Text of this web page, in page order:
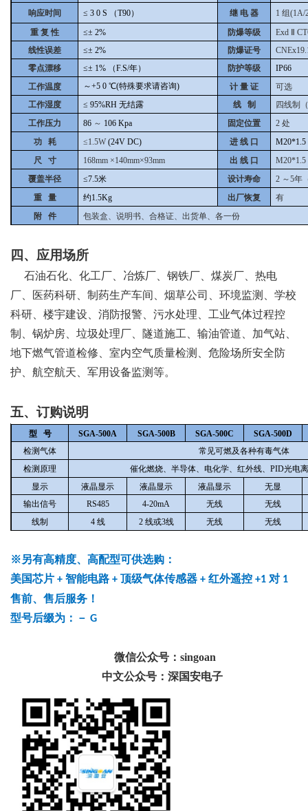
响应时间
≤ 3 0 S （T90） 继 电 器 1 组(1A/
重 复 性
≤± 2% 防爆等级 Exd
线性误差
≤± 2% 防爆证号
零点漂移
≤± 1% （F.S/年） 防护等级
IP66
工作温度
～+5 0 ℃(特殊要求请咨询) 计 量 证
可选
工作湿度
≤ 95%RH 无结露 线 制
四线制
工作压力
86 ～ 106 Kpa 固定位置 2 处
功 耗
≤1.5W (24V DC) 进 线 口
M20*1.5
尺 寸
168mm ×140mm×93mm 出 线 口
M20*1.5
覆盖半径
≤7.5米 设计寿命 2 ～5年
重 量
约1.5Kg 出厂恢复
有
附 件
包装盒、说明书、合格证、出货单、各一份
四、应用场所
石油石化、化工厂、冶炼厂、钢铁厂、煤炭厂、热电
厂、医药科研、制药生产车间、烟草公司、环境监测、学校
科研、楼宇建设、消防报警、污水处理、工业气体过程控
制、锅炉房、垃圾处理厂、隧道施工、输油管道、加气站、
地下燃气管道检修、室内空气质量检测、危险场所安全防
护、航空航天、军用设备监测等。
五、订购说明
型 号 SGA-500A SGA-500B SGA-500C
SGA-500D
检测气体
常见可燃及各种有毒气体
检测原理
催化燃烧、半导体、电化学、红外线、PID光电
显示
液晶显示 液晶显示 液晶显示
无显
输出信号
RS485 4-20mA 无线
无线
线制
4 线 2 线或3线 无线 无线
※另有高精度、高配型可供选购：
美国芯片 + 智能电路 + 顶级气体传感器 + 红外遥控 +1 对 1
售前、售后服务！
型号后缀为：－ G
微信公众号：singoan
中文公众号：深国安电子